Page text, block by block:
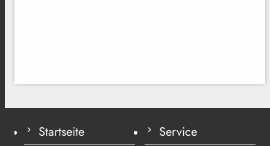
Startseite Service